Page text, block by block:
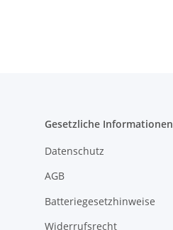
Gesetzliche Informationen
Datenschutz
AGB
Batteriegesetzhinweise
Widerrufsrecht